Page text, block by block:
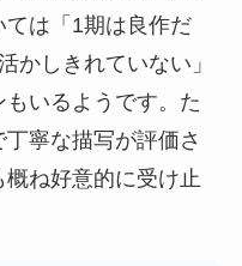
ては「1期は良作だ
かしきれていない」
いるようです。た
寧な描写が評価さ
ね好意的に受け止